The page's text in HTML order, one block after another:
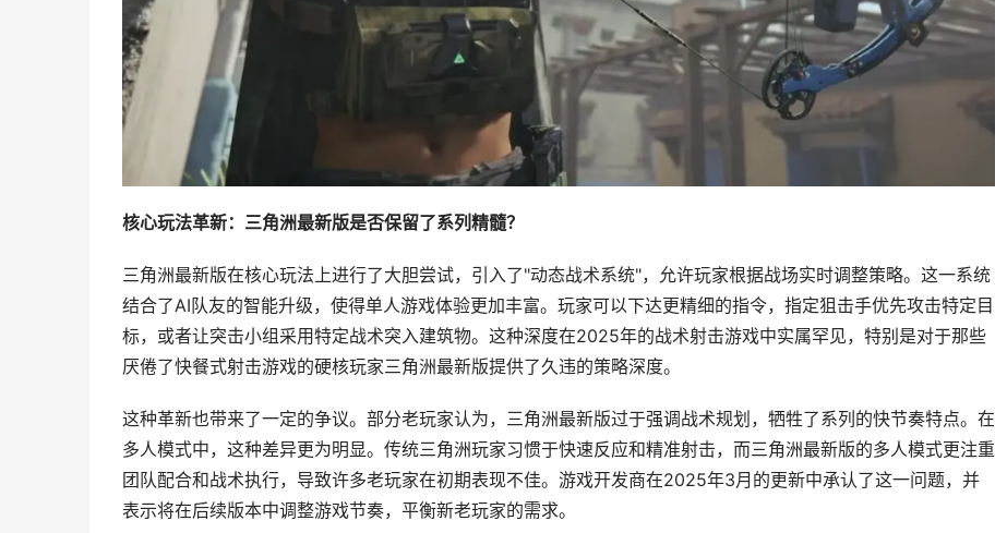
核心玩法革新：三角洲最新版是否保留了系列精髓？
三角洲最新版在核心玩法上进行了大胆尝试，引入了"动态战术系统"，允许玩家根据战场实时调整策略。这一系统
结合了AI队友的智能升级，使得单人游戏体验更加丰富。玩家可以下达更精细的指令，指定狙击手优先攻击特定目
标，或者让突击小组采用特定战术突入建筑物。这种深度在2025年的战术射击游戏中实属罕见，特别是对于那些
厌倦了快餐式射击游戏的硬核玩家三角洲最新版提供了久违的策略深度。
这种革新也带来了一定的争议。部分老玩家认为，三角洲最新版过于强调战术规划，牺牲了系列的快节奏特点。在
多人模式中，这种差异更为明显。传统三角洲玩家习惯于快速反应和精准射击，而三角洲最新版的多人模式更注重
团队配合和战术执行，导致许多老玩家在初期表现不佳。游戏开发商在2025年3月的更新中承认了这一问题，并
表示将在后续版本中调整游戏节奏，平衡新老玩家的需求。